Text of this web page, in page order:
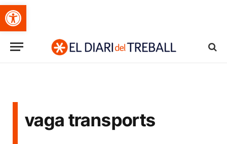
Obre la barra d'eines
vaga transports